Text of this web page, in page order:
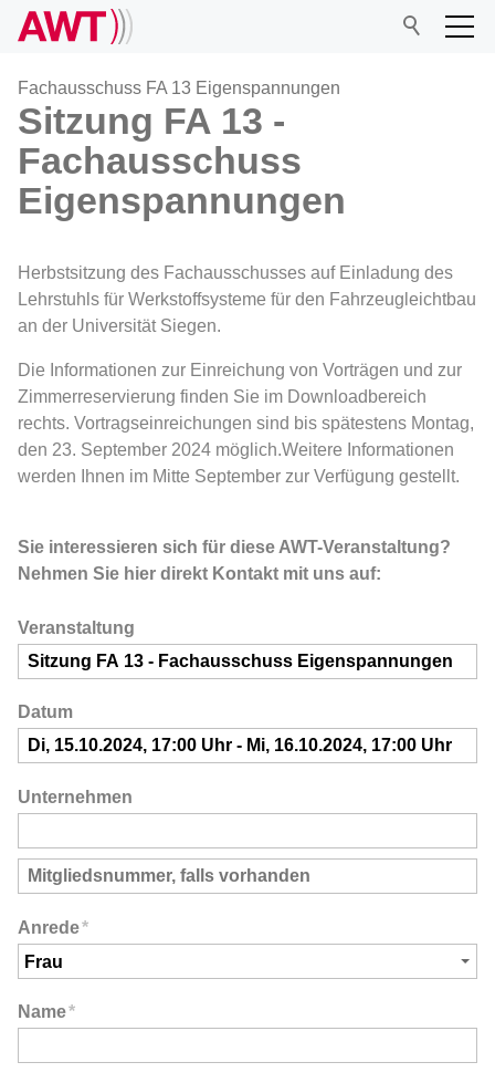
AWT
Netzwerk
Veranstaltungen
Forschung
Mitgliedschaft
Fachausschuss FA 13 Eigenspannungen
Sitzung FA 13 -
Fachausschuss
Eigenspannungen
Herbstsitzung des Fachausschusses auf Einladung des
Lehrstuhls für Werkstoffsysteme für den Fahrzeugleichtbau
an der Universität Siegen.
Die Informationen zur Einreichung von Vorträgen und zur
Zimmerreservierung finden Sie im Downloadbereich
rechts. Vortragseinreichungen sind bis spätestens Montag,
den 23. September 2024 möglich.Weitere Informationen
werden Ihnen im Mitte September zur Verfügung gestellt.
Sie interessieren sich für diese AWT-Veranstaltung?
Nehmen Sie hier direkt Kontakt mit uns auf:
Veranstaltung
Datum
Unternehmen
Anrede*
Name*